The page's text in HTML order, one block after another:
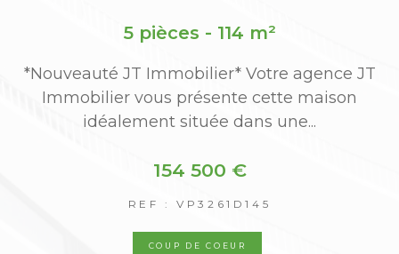
5 pièces - 114 m²
*Nouveauté JT Immobilier* Votre agence JT
Immobilier vous présente cette maison
idéalement située dans une...
154 500 €
REF : VP3261D145
COUP DE COEUR